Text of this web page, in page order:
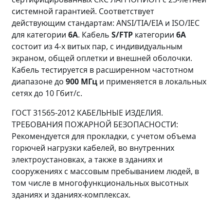
системной гарантией. Соответствует
действующим стандартам: ANSI/TIA/EIA и ISO/IEC
для категории 6A. Кабель S/FTP категории 6A
состоит из 4-х витых пар, с индивидуальным
экраном, общей оплетки и внешней оболочки.
Кабель тестируется в расширенном частотном
диапазоне до 900 МГц и применяется в локальных
сетях до 10 Гбит/с.
ГОСТ 31565-2012 КАБЕЛЬНЫЕ ИЗДЕЛИЯ.
ТРЕБОВАНИЯ ПОЖАРНОЙ БЕЗОПАСНОСТИ:
Рекомендуется для прокладки, с учетом объема
горючей нагрузки кабелей, во внутренних
электроустановках, а также в зданиях и
сооружениях с массовым пребыванием людей, в
том числе в многофункциональных высотных
зданиях и зданиях-комплексах.